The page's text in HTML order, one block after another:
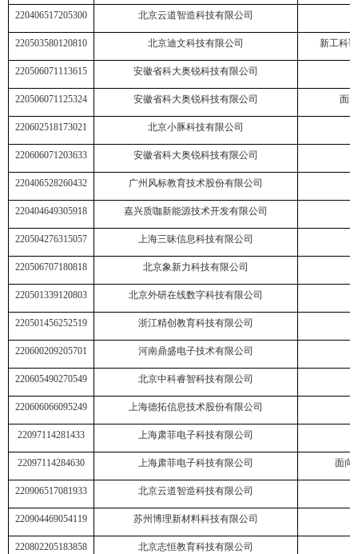
220406517205300 北京云道智造科技有限公司
220503580120810 北京迪文科技有限公司 新工科
220506071113615 安徽省科大奥锐科技有限公司
220506071125324 安徽省科大奥锐科技有限公司 面
220602518173021 北京小豚科技有限公司
220606071203633 安徽省科大奥锐科技有限公司
220406528260432 广州风标教育技术股份有限公司
220404649305918 嘉兴质咖新能源技术开发有限公司
220504276315057 上海三昧信息科技有限公司
220506707180818 北京象新力科技有限公司
220501339120803 北京外研在线数字科技有限公司
220501456252519 浙江精创教育科技有限公司
220600209205701 河南鼎盛电子技术有限公司
220605490270549 北京中科睿智科技有限公司
220606066095249 上海德拓信息技术股份有限公司
22097114281433 上海肃菲电子科技有限公司
22097114284630 上海肃菲电子科技有限公司 面向
220906517081933 北京云道智造科技有限公司
220904469054119 苏州博理新材料科技有限公司
220802205183858 北京志恒教育科技有限公司